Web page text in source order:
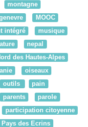
montagne
MOOC
intégré
musique
nepal
des Hautes-Alpes
oiseaux
outils
pain
parents
parole
participation citoyenne
Pays des Ecrins